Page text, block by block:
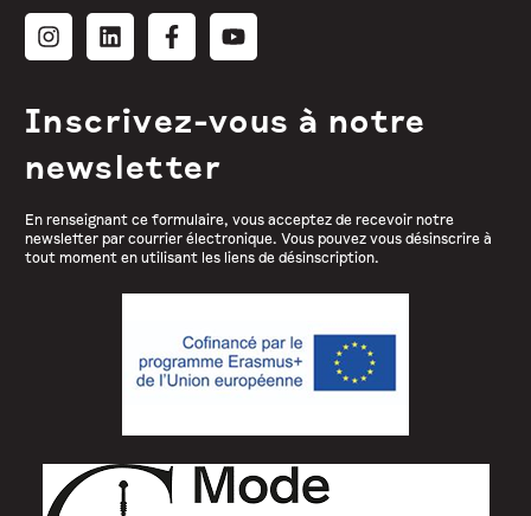
Inscrivez-vous à notre
newsletter
En renseignant ce formulaire, vous acceptez de recevoir notre
newsletter par courrier électronique. Vous pouvez vous désinscrire à
tout moment en utilisant les liens de désinscription.